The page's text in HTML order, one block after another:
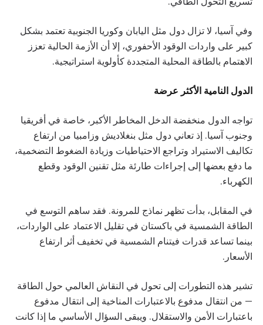
وفي آسيا، لا تزال دول مثل اليابان وكوريا الجنوبية تعتمد بشكل
كبير على واردات الوقود الأحفوري، إلا أن الأزمة الحالية تعزز
الاهتمام بالطاقة المحلية المتجددة كأولوية استراتيجية.
الدول النامية الأكثر عرضة
تواجه الدول منخفضة الدخل المخاطر الأكبر، خاصة في أفريقيا
وجنوب آسيا. إذ تعاني دول مثل بنغلاديش وزامبيا من ارتفاع
تكاليف الاستيراد وتراجع الاحتياطيات وزيادة الضغوط التضخمية،
ما دفع بعضها إلى إجراءات طارئة مثل تقنين الوقود وقطع
الكهرباء.
في المقابل، بدأت تظهر نماذج للمرونة. فقد ساهم التوسع في
الطاقة الشمسية في باكستان في تقليل الاعتماد على الواردات،
بينما تساعد قدرات فيتنام الشمسية في تخفيف أثر ارتفاع
الأسعار.
تشير هذه التطورات إلى تحول في النقاش العالمي حول الطاقة
— من انتقال مدفوع بالاعتبارات المناخية إلى انتقال مدفوع
باعتبارات الأمن والاستقلال. ويبقى السؤال الأساسي ما إذا كانت